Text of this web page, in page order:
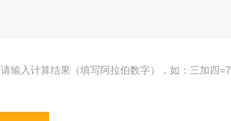
请输入计算结果（填写阿拉伯数字），如：三加四=7